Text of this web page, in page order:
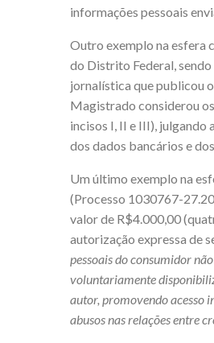
informações pessoais
Outro exemplo na esfera
do Distrito Federal,
jornalística que publicou
Magistrado considerou
incisos I, II e III), julgando
dos dados bancários e
Um último exemplo na
(Processo 1030767-
valor de R$4.000,00
autorização expressa de
pessoais do consumidor
voluntariamente
autor, promovendo acesso
abusos nas relações entre